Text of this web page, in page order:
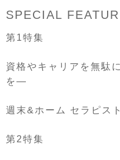
SPECIAL
第1特集
資格やキャリアを無駄
を―
週末&ホーム セラピス
第2特集